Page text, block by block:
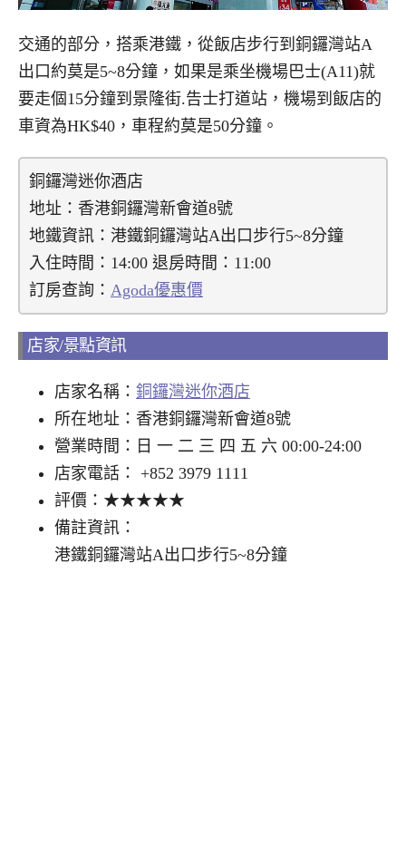
交通的部分，搭乘港鐵，從飯店步行到銅鑼灣站A
出口約莫是5~8分鐘，如果是乘坐機場巴士(A11)就
要走個15分鐘到景隆街.告士打道站，機場到飯店的
車資為HK$40，車程約莫是50分鐘。
銅鑼灣迷你酒店
地址：香港銅鑼灣新會道8號
地鐵資訊：港鐵銅鑼灣站A出口步行5~8分鐘
入住時間：14:00 退房時間：11:00
訂房查詢： Agoda優惠價
店家/景點資訊
店家名稱： 銅鑼灣迷你酒店
所在地址：香港銅鑼灣新會道8號
營業時間：日 一 二 三 四 五 六 00:00-24:00
店家電話： +852 3979 1111
評價：★★★★★
備註資訊：
港鐵銅鑼灣站A出口步行5~8分鐘